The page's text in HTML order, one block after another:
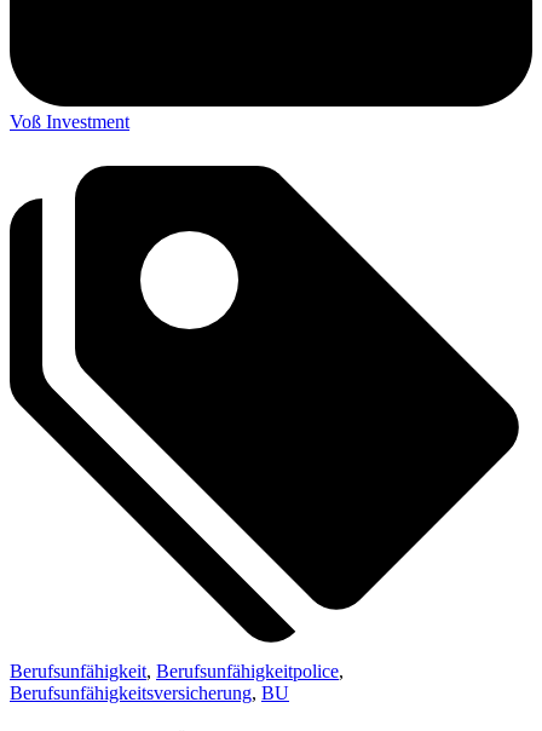
Voß Investment
Berufsunfähigkeit, Berufsunfähigkeitpolice,
Berufsunfähigkeitsversicherung, BU